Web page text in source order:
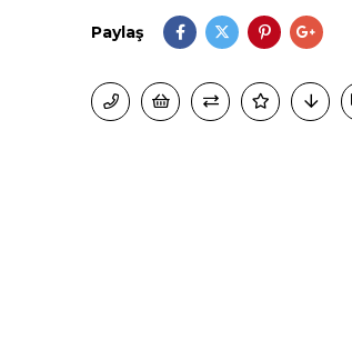
Paylaş